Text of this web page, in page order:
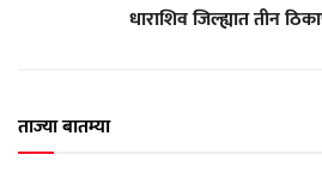
धाराशिव जिल्ह्यात तीन
ताज्या बातम्या